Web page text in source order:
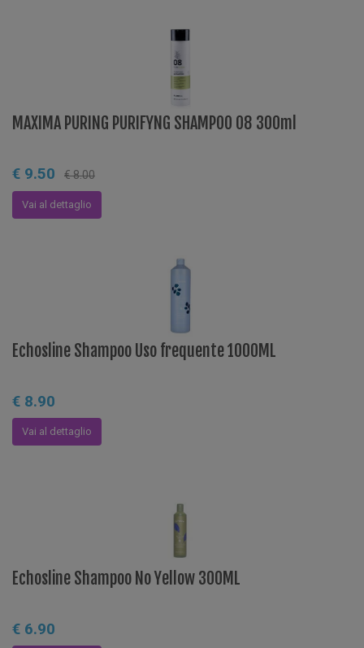
MAXIMA PURING PURIFYNG SHAMPOO 08 300ml
€ 9.50 € 8.00
Vai al dettaglio
Echosline Shampoo Uso frequente 1000ML
€ 8.90
Vai al dettaglio
Echosline Shampoo No Yellow 300ML
€ 6.90